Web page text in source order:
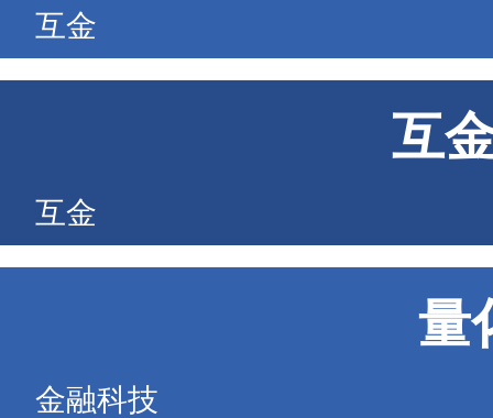
互金
互
互金
量
金融科技